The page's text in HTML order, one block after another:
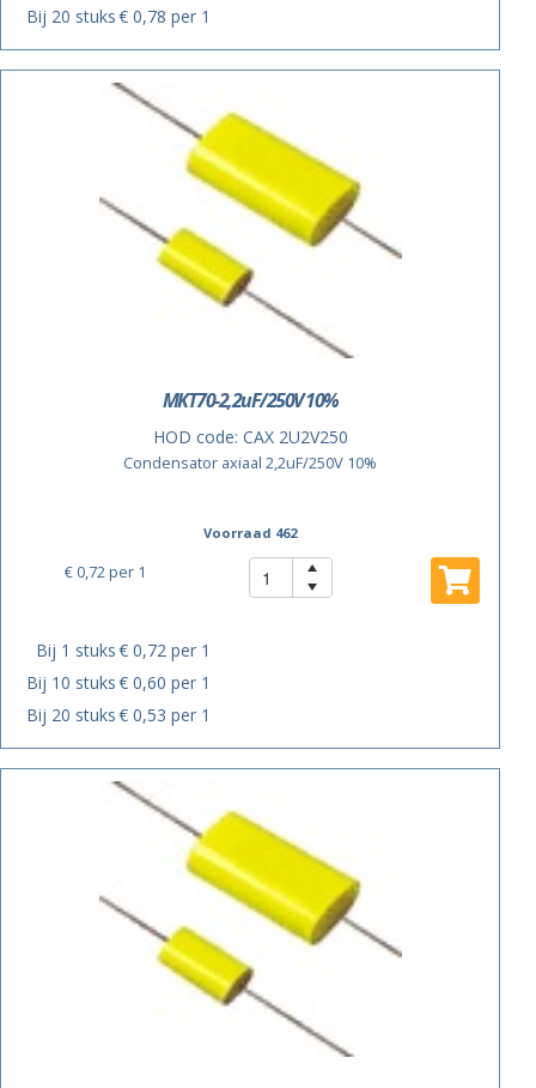
Bij 20 stuks€ 0,78 per 1
MKT70-2,2uF/250V 10%
HOD code: CAX 2U2V250
Condensator axiaal 2,2uF/250V 10%
Voorraad 462
€ 0,72per 1
Bij 1 stuks€ 0,72 per 1
Bij 10 stuks€ 0,60 per 1
Bij 20 stuks€ 0,53 per 1